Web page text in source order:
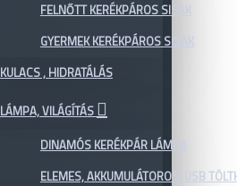
FELNŐTT KERÉKPÁROS SISAK
GYERMEK KERÉKPÁROS SISAK
KULACS , HIDRATÁLÁS
LÁMPA, VILÁGÍTÁS
DINAMÓS KERÉKPÁR LÁMPA
ELEMES, AKKUMULÁTOROS, USB